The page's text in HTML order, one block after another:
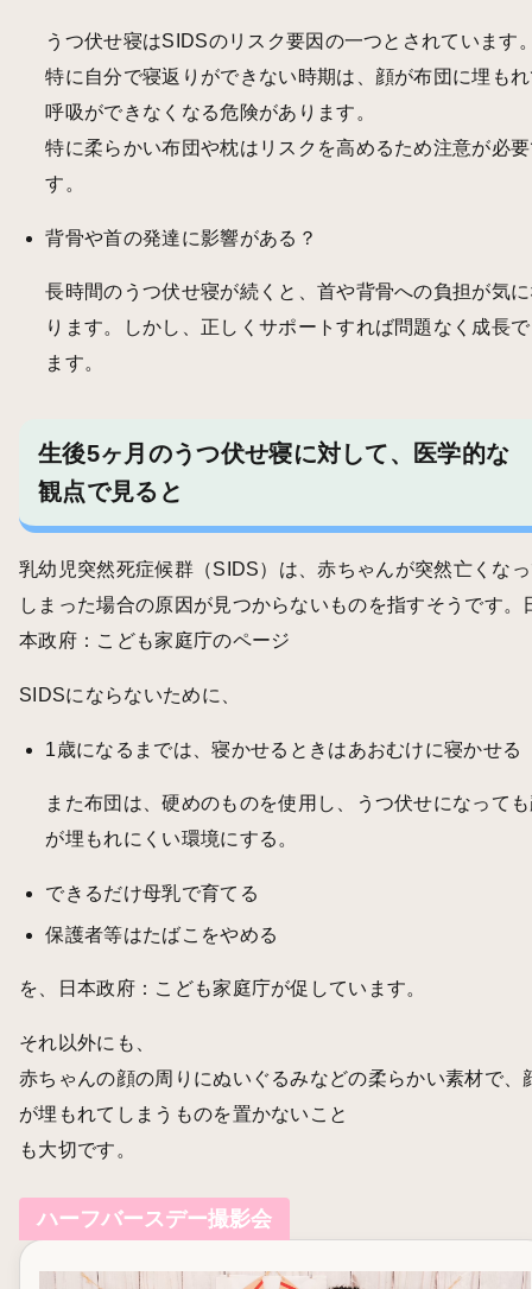
うつ伏せ寝はSIDSのリスク要因の一つとされています
特に自分で寝返りができない時期は、顔が布団に埋も
呼吸ができなくなる危険があります。
特に柔らかい布団や枕はリスクを高めるため注意が必
す。
背骨や首の発達に影響がある？
長時間のうつ伏せ寝が続くと、首や背骨への負担が気
ります。しかし、正しくサポートすれば問題なく成長
ます。
生後5ヶ月のうつ伏せ寝に対して、医学的な
観点で見ると
乳幼児突然死症候群（SIDS）は、赤ちゃんが突然亡くな
しまった場合の原因が見つからないものを指すそうです。
本政府：こども家庭庁のページ
SIDSにならないために、
1歳になるまでは、寝かせるときはあおむけに寝かせる
また布団は、硬めのものを使用し、うつ伏せになって
が埋もれにくい環境にする。
できるだけ母乳で育てる
保護者等はたばこをやめる
を、日本政府：こども家庭庁が促しています。
それ以外にも、
赤ちゃんの顔の周りにぬいぐるみなどの柔らかい素材で、
が埋もれてしまうものを置かないこと
も大切です。
ハーフバースデー撮影会